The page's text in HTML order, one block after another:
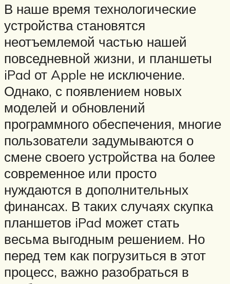
В наше время технологические
устройства становятся
неотъемлемой частью нашей
повседневной жизни, и планшеты
iPad от Apple не исключение.
Однако, с появлением новых
моделей и обновлений
программного обеспечения, многие
пользователи задумываются о
смене своего устройства на более
современное или просто
нуждаются в дополнительных
финансах. В таких случаях скупка
планшетов iPad может стать
весьма выгодным решением. Но
перед тем как погрузиться в этот
процесс, важно разобраться в